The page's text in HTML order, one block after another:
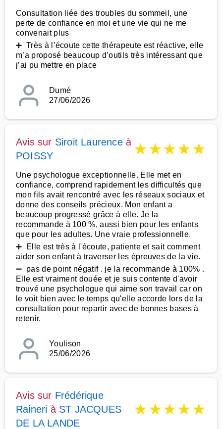
Consultation liée des troubles du sommeil, une
perte de confiance en moi et une vie qui ne me
convenait plus
➕ Très à l’écoute cette thérapeute est réactive, elle
m’a proposé beaucoup d’outils très intéressant que
j’ai pu mettre en place
Dumé
27/06/2026
Avis sur Siroit Laurenceà
POISSY
★★★★★
Une psychologue exceptionnelle. Elle met en
confiance, comprend rapidement les difficultés que
mon fils avait rencontré avec les réseaux sociaux et
donne des conseils précieux. Mon enfant a
beaucoup progressé grâce à elle. Je la
recommande à 100 %, aussi bien pour les enfants
que pour les adultes. Une vraie professionnelle.
➕ Elle est très à l'écoute, patiente et sait comment
aider son enfant à traverser les épreuves de la vie.
➖ pas de point négatif . je la recommande à 100% .
Elle est vraiment douée et je suis contente d'avoir
trouvé une psychologue qui aime son travail car on
le voit bien avec le temps qu'elle accorde lors de la
consultation pour repartir avec de bonnes bases à
retenir.
Youlison
25/06/2026
Avis sur Frédérique
Raineri à ST JACQUES
DE LA LANDE
★★★★★